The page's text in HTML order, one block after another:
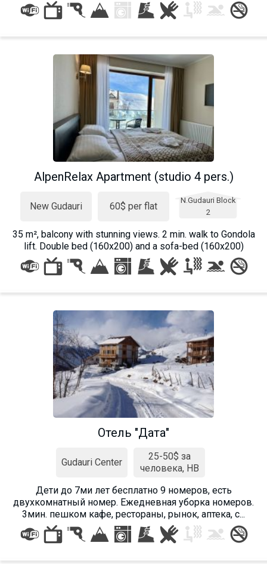
AlpenRelax Apartment (studio 4 pers.)
New Gudauri 60$ per flat
N.Gudauri Block
2
35 m², balcony with stunning views. 2 min. walk to Gondola
lift. Double bed (160x200) and a sofa-bed (160x200)
Отель "Дата"
Gudauri Center
25-50$ за
человека, HB
Дети до 7ми лет бесплатно 9 номеров, есть
двухкомнатный номер. Ежедневная уборка номеров.
3мин. пешком кафе, рестораны, рынок, аптека, с...